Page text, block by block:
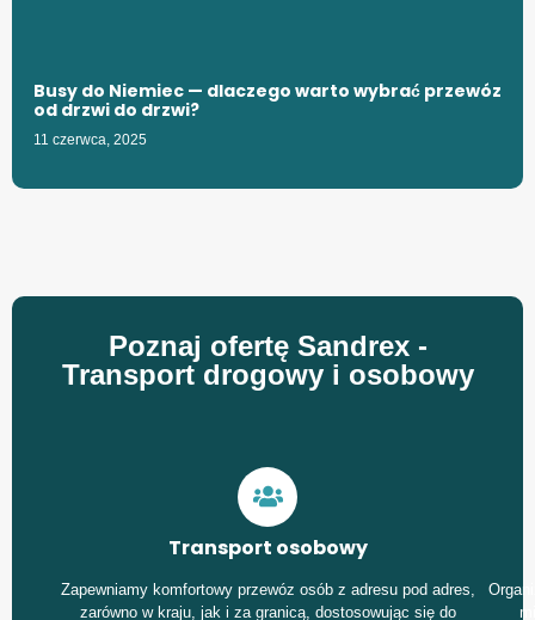
Busy do Niemiec — dlaczego warto wybrać przewóz
od drzwi do drzwi?
11 czerwca, 2025
Poznaj ofertę Sandrex -
Transport drogowy i osobowy
Transport osobowy
Zapewniamy komfortowy przewóz osób z adresu pod adres,
zarówno w kraju, jak i za granicą, dostosowując się do